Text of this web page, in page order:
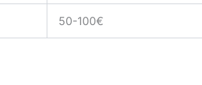
50-100€